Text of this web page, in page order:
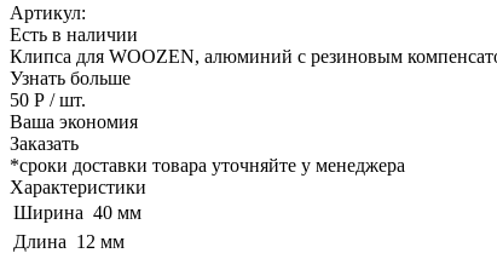
Артикул:
Есть в наличии
Клипса для WOOZEN, алюминий с резиновым
Узнать больше
50 Р / шт.
Ваша экономия
Заказать
*сроки доставки товара уточняйте у менеджера
Характеристики
Ширина 40 мм
Длина 12 мм